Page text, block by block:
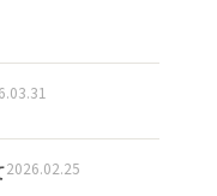
2026.02.25